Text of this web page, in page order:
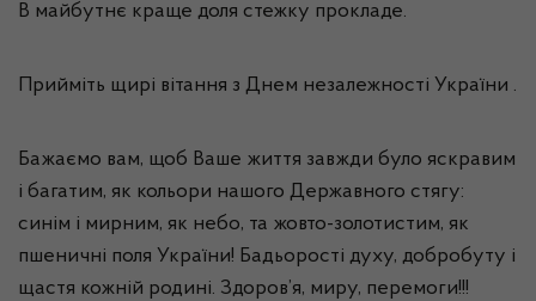
В майбутнє краще доля стежку прокладе.
Прийміть щирі вітання з Днем незалежності України .
Бажаємо вам, щоб Ваше життя завжди було яскравим
і багатим, як кольори нашого Державного стягу:
синім і мирним, як небо, та жовто-золотистим, як
пшеничні поля України! Бадьорості духу, добробуту і
щастя кожній родині. Здоров’я, миру, перемоги!!!